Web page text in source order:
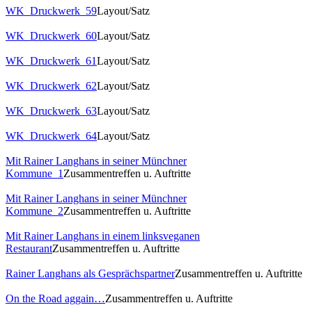
WK_Druckwerk_59Layout/Satz
WK_Druckwerk_60Layout/Satz
WK_Druckwerk_61Layout/Satz
WK_Druckwerk_62Layout/Satz
WK_Druckwerk_63Layout/Satz
WK_Druckwerk_64Layout/Satz
Mit Rainer Langhans in seiner Münchner
Kommune_1 Zusammentreffen u. Auftritte
Mit Rainer Langhans in seiner Münchner
Kommune_2Zusammentreffen u. Auftritte
Mit Rainer Langhans in einem linksveganen
RestaurantZusammentreffen u. Auftritte
Rainer Langhans als GesprächspartnerZusammentreffen u. Auftritte
On the Road aggain…Zusammentreffen u. Auftritte